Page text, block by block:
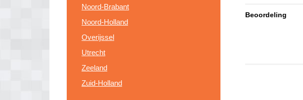
Noord-Brabant
Noord-Holland
Overijssel
Utrecht
Zeeland
Zuid-Holland
Beoordeling